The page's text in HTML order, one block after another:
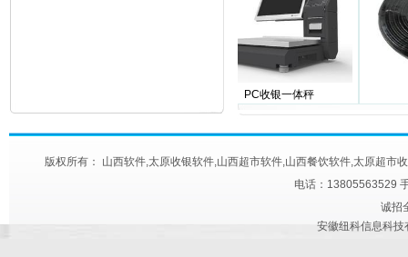
PC收银一体秤
版权所有： 山西软件,太原收银软件,山西超市软件,山西餐饮软件,太原超
电话：13805563529
诚招
安徽纽科信息科